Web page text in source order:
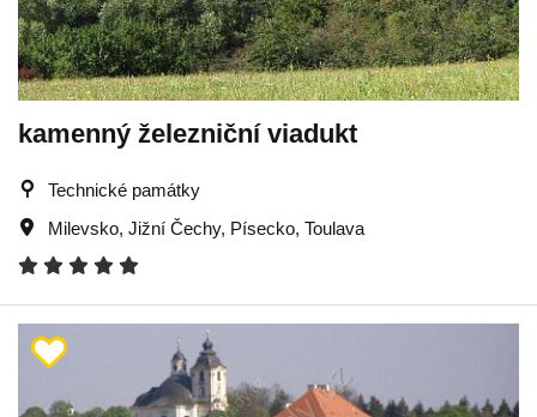
kamenný železniční viadukt
Technické památky
Milevsko, Jižní Čechy, Písecko, Toulava